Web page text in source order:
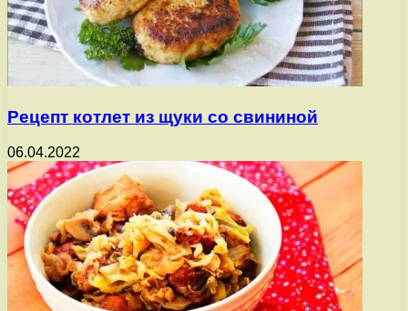
Рецепт котлет из щуки со свининой
06.04.2022